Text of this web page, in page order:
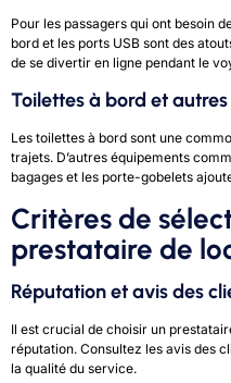
Pour les passagers qui ont besoin
bord et les ports USB sont des
de se divertir en ligne pendant le
Toilettes à bord et
Les toilettes à bord sont une
trajets. D’autres équipements
bagages et les porte-gobelets
Critères de
prestataire de
Réputation et avis des
Il est crucial de choisir un
réputation. Consultez les avis des
la qualité du service.